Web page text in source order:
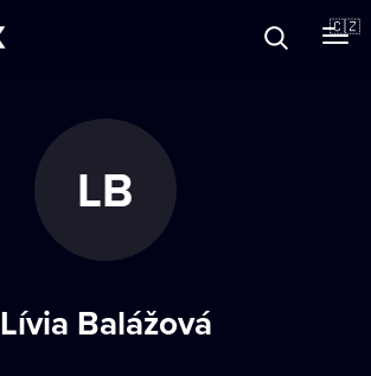
🇨🇿
LB
Lívia Balážová